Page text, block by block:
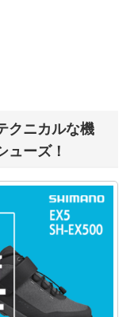
クニカルな機
ューズ！